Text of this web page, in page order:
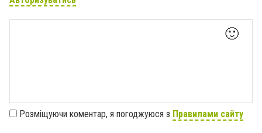
🙂
Розміщуючи коментар, я погоджуюся з Правилами сайту